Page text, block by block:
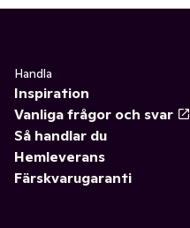
Handla
Inspiration
Vanliga frågor och svar
Så handlar du
Hemleverans
Färskvarugaranti